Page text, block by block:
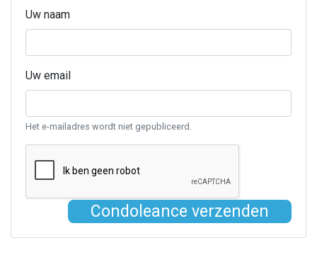
Uw naam
Uw email
Het e-mailadres wordt niet gepubliceerd.
Condoleance verzenden